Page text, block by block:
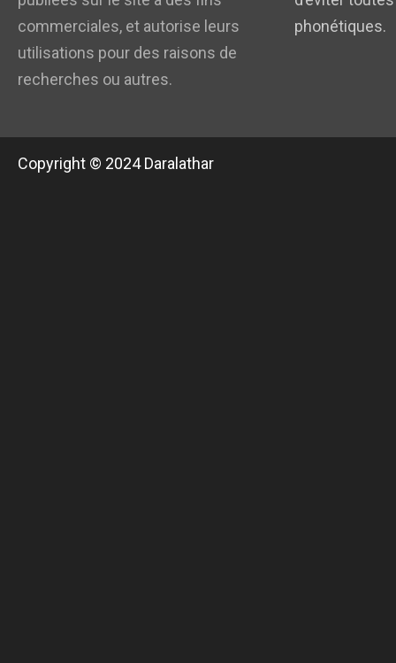
commerciales, et autorise leurs
utilisations pour des raisons de
recherches ou autres.
phonétiques.
Copyright © 2024 Daralathar